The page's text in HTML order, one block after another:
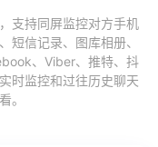
支持同屏监控对方手机
短信记录、图库相册、
、Viber、推特、抖
时监控和过往历史聊天
。